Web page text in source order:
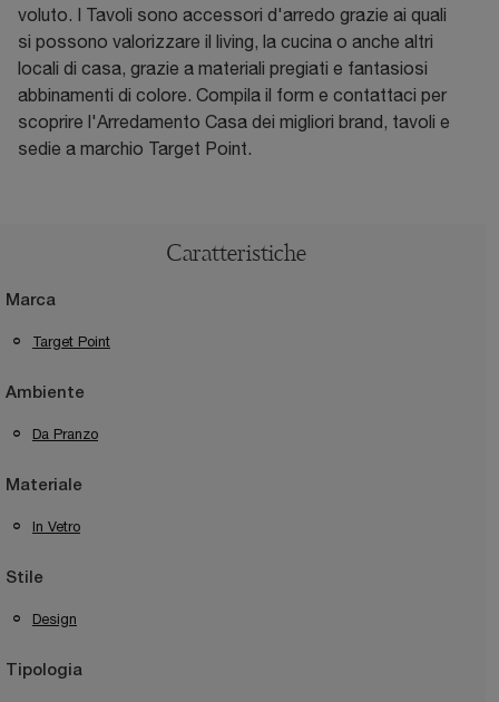
voluto. I Tavoli sono accessori d'arredo grazie ai quali
si possono valorizzare il living, la cucina o anche altri
locali di casa, grazie a materiali pregiati e fantasiosi
abbinamenti di colore. Compila il form e contattaci per
scoprire l'Arredamento Casa dei migliori brand, tavoli e
sedie a marchio Target Point.
Caratteristiche
Marca
Target Point
Ambiente
Da Pranzo
Materiale
In Vetro
Stile
Design
Tipologia